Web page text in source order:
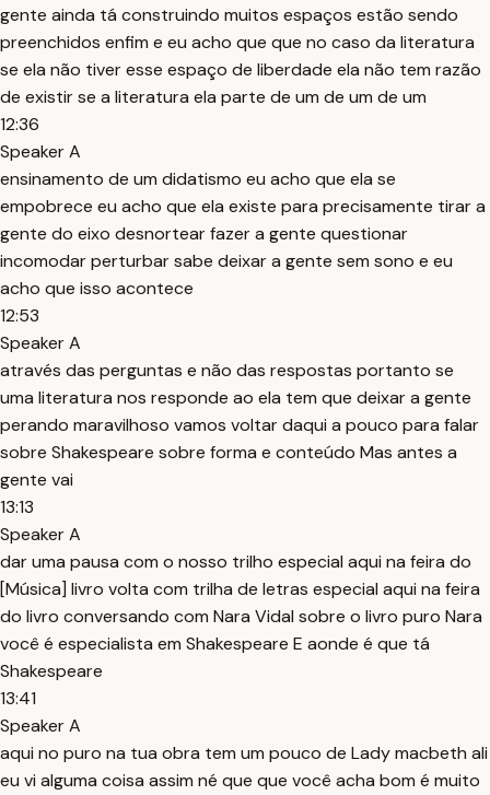
gente ainda tá construindo muitos espaços estão sendo
preenchidos enfim e eu acho que que no caso da literatura
se ela não tiver esse espaço de liberdade ela não tem razão
de existir se a literatura ela parte de um de um de um
12:36
Speaker A
ensinamento de um didatismo eu acho que ela se
empobrece eu acho que ela existe para precisamente tirar a
gente do eixo desnortear fazer a gente questionar
incomodar perturbar sabe deixar a gente sem sono e eu
acho que isso acontece
12:53
Speaker A
através das perguntas e não das respostas portanto se
uma literatura nos responde ao ela tem que deixar a gente
perando maravilhoso vamos voltar daqui a pouco para falar
sobre Shakespeare sobre forma e conteúdo Mas antes a
gente vai
13:13
Speaker A
dar uma pausa com o nosso trilho especial aqui na feira do
[Música] livro volta com trilha de letras especial aqui na feira
do livro conversando com Nara Vidal sobre o livro puro Nara
você é especialista em Shakespeare E aonde é que tá
Shakespeare
13:41
Speaker A
aqui no puro na tua obra tem um pouco de Lady macbeth ali
eu vi alguma coisa assim né que que você acha bom é muito